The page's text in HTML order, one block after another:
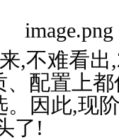
,不难看出
配置上
。因此,现
了!